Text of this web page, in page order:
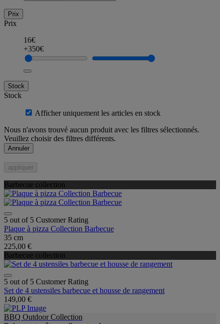
Prix
Prix
16€
+350€
Stock
Stock
Afficher uniquement les articles en stock
Nous n'avons trouvé aucun produit avec les filtres sélectionnés.
Veuillez choisir des filtres différents.
Annuler
appliquer
Barbecue collection
5 out of 5 Customer Rating
Plaque à pizza Collection Barbecue
35 cm
225,00 €
Barbecue collection
5 out of 5 Customer Rating
Set de 4 ustensiles barbecue et housse de rangement
149,00 €
BBQ Outdoor Collection